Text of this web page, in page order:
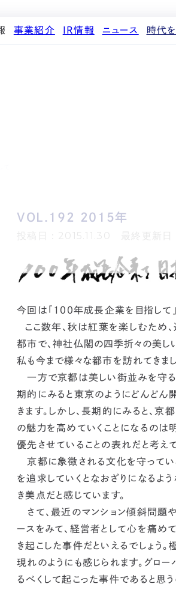
事業紹介 IR情報
よくある質問・用語集
IRメール登録
ニュース 時代
VOL.192 2015年
投稿日：2015.11.30 最終更新日
今回は「１００年成長企業を目指して
ここ数年、秋は紅葉を楽しむため
都市で、神社仏閣の四季折々の美し
私も今まで様々な都市を訪れてきまし
一方で京都は美しい街並みを守る
期的にみると東京のようにどんどん
きます。しかし、長期的にみると、
の魅力を高めていくことになるのは
優先させていることの表れだと考えて
京都に象徴される文化を守ってい
を追求していくとなおざりになるよ
き美点だと感じています。
さて、最近のマンション傾斜問題
ースをみて、経営者として心を痛め
き起こした事件だといえるでしょう。
現れのようにも感じられます。グロ
るべくして起こった事件であると思